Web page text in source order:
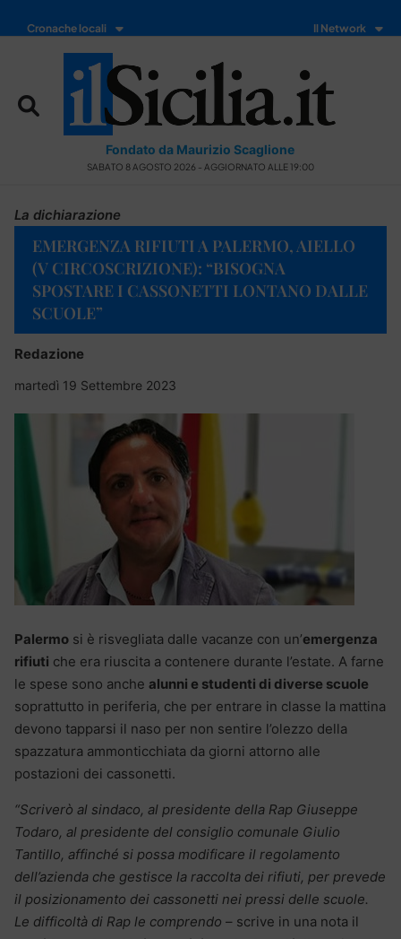
Cronache locali Il Network
Fondato da Maurizio Scaglione
SABATO 8 AGOSTO 2026 - AGGIORNATO ALLE 19:00
La dichiarazione
EMERGENZA RIFIUTI A PALERMO, AIELLO
(V CIRCOSCRIZIONE): “BISOGNA
SPOSTARE I CASSONETTI LONTANO DALLE
SCUOLE”
Redazione
martedì 19 Settembre 2023
Palermo si è risvegliata dalle vacanze con un’emergenza
rifiuti che era riuscita a contenere durante l’estate. A farne
le spese sono anche alunni e studenti di diverse scuole
soprattutto in periferia, che per entrare in classe la mattina
devono tapparsi il naso per non sentire l’olezzo della
spazzatura ammonticchiata da giorni attorno alle
postazioni dei cassonetti.
“Scriverò al sindaco, al presidente della Rap Giuseppe
Todaro, al presidente del consiglio comunale Giulio
Tantillo, affinché si possa modificare il regolamento
dell’azienda che gestisce la raccolta dei rifiuti, per prevede
il posizionamento dei cassonetti nei pressi delle scuole.
Le difficoltà di Rap le comprendo – scrive in una nota il